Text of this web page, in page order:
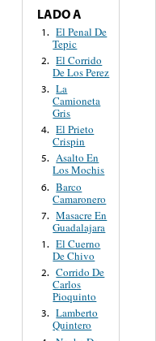
LADO A
1. El Penal De
Tepic
2. El Corrido
De Los Perez
3. La
Camioneta
Gris
4. El Prieto
Crispin
5. Asalto En
Los Mochis
6. Barco
Camaronero
7. Masacre En
Guadalajara
1. El Cuerno
De Chivo
2. Corrido De
Carlos
Pioquinto
3. Lamberto
Quintero